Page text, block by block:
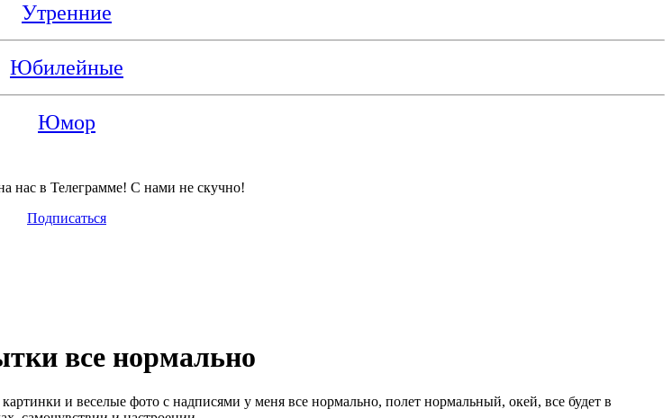
Утренние
Юбилейные
Юмор
нас в Телеграмме! С нами не скучно!
Подписаться
все нормально
и веселые фото с надписями у меня все нормально, полет нормальный, окей, все будет в